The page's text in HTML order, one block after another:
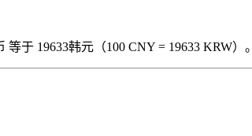
于 19633韩元（100 CNY = 19633 KRW）。